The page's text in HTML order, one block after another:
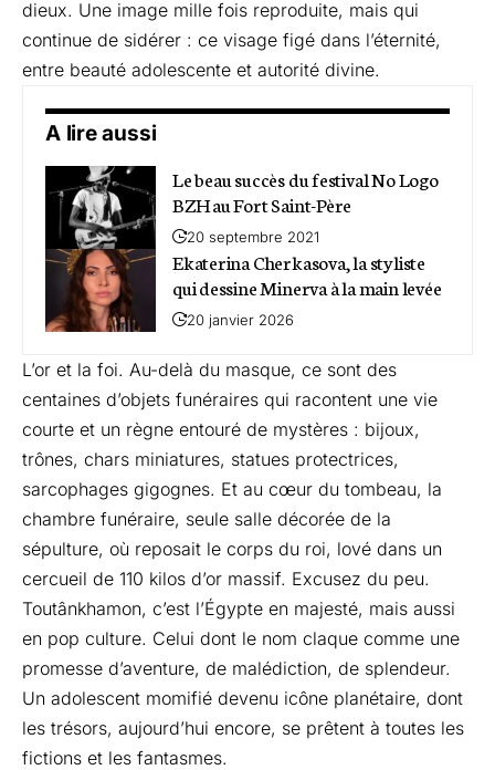
dieux. Une image mille fois reproduite, mais qui
continue de sidérer : ce visage figé dans l’éternité,
entre beauté adolescente et autorité divine.
A lire aussi
Le beau succès du festival No Logo
BZH au Fort Saint-Père
20 septembre 2021
Ekaterina Cherkasova, la styliste
qui dessine Minerva à la main levée
20 janvier 2026
L’or et la foi. Au-delà du masque, ce sont des
centaines d’objets funéraires qui racontent une vie
courte et un règne entouré de mystères : bijoux,
trônes, chars miniatures, statues protectrices,
sarcophages gigognes. Et au cœur du tombeau, la
chambre funéraire, seule salle décorée de la
sépulture, où reposait le corps du roi, lové dans un
cercueil de 110 kilos d’or massif. Excusez du peu.
Toutânkhamon, c’est l’Égypte en majesté, mais aussi
en pop culture. Celui dont le nom claque comme une
promesse d’aventure, de malédiction, de splendeur.
Un adolescent momifié devenu icône planétaire, dont
les trésors, aujourd’hui encore, se prêtent à toutes les
fictions et les fantasmes.